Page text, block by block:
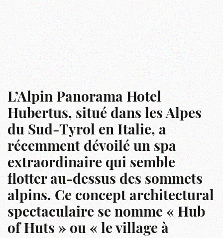
L’Alpin Panorama Hotel
Hubertus, situé dans les Alpes
du Sud-Tyrol en Italie, a
récemment dévoilé un spa
extraordinaire qui semble
flotter au-dessus des sommets
alpins. Ce concept architectural
spectaculaire se nomme « Hub
of Huts » ou « le village à